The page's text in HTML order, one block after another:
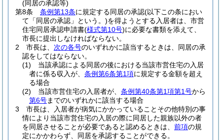
(同居の承認等)
第8条
条例第13条に規定する同居の承認(以下この条におい
て「同居の承認」という。)を得ようとする入居者は、市営
住宅同居承認申請書(様式第10号)に必要な書類を添えて、
市長に提出しなければならない。
2
市長は、 次の各号のいずれかに該当するときは、同居の承
認をしてはならない。
(1)
当該承認による同居の後における当該市営住宅の入居
者に係る収入が、 条例第6条第1項に規定する金額を超え
る場合
(2)
当該市営住宅の入居者が、 条例第40条第1項第1号から
第6号までのいずれかに該当する場合
3
市長は、入居者が病気にかかっていることその他特別の事
情により当該市営住宅の入居の際に同居した親族以外の者
を同居させることが必要であると認めるときは、 前項の規
定にかかわらず、同居を承認することができる。